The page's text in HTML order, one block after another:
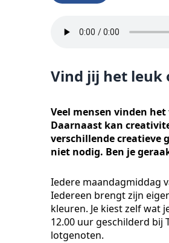
Vind jij het leuk
Veel mensen vinden
Daarnaast kan
verschillende creatieve
niet nodig. Ben je
Iedere maandagmiddag
Iedereen brengt zijn
kleuren. Je kiest zelf wat
12.00 uur geschilderd bij
lotgenoten.